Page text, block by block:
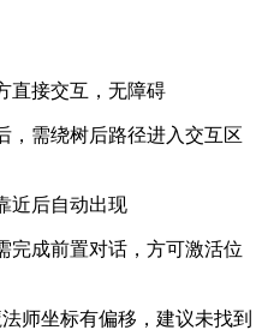
接交互，无障碍
需绕树后路径进入交互区
后自动出现
成前置对话，方可激活位
坐标有偏移，建议未找到